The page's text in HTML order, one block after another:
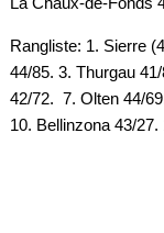
Rangliste: 1. Sierre
44/85. 3. Thurgau
42/72. 7. Olten 44/
10. Bellinzona 43/27.